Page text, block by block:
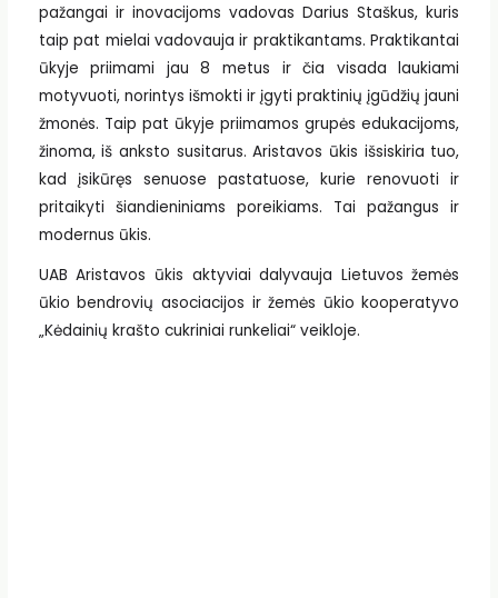
pažangai ir inovacijoms vadovas Darius Staškus, kuris
taip pat mielai vadovauja ir praktikantams. Praktikantai
ūkyje priimami jau 8 metus ir čia visada laukiami
motyvuoti, norintys išmokti ir įgyti praktinių įgūdžių jauni
žmonės. Taip pat ūkyje priimamos grupės edukacijoms,
žinoma, iš anksto susitarus. Aristavos ūkis išsiskiria tuo,
kad įsikūręs senuose pastatuose, kurie renovuoti ir
pritaikyti šiandieniniams poreikiams. Tai pažangus ir
modernus ūkis.
UAB Aristavos ūkis aktyviai dalyvauja Lietuvos žemės
ūkio bendrovių asociacijos ir žemės ūkio kooperatyvo
„Kėdainių krašto cukriniai runkeliai“ veikloje.